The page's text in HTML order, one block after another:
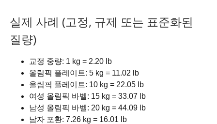
50 110.23
60
75 165.35
90 198.42
100 220.46
150 330.69
실제 사례 (고정, 규제 또는 표준화된
질량)
교정 중량: 1 kg = 2.20 lb
올림픽 플레이트: 5 kg = 11.02 lb
올림픽 플레이트: 10 kg = 22.05 lb
여성 올림픽 바벨: 15 kg = 33.07 lb
남성 올림픽 바벨: 20 kg = 44.09 lb
남자 포환: 7.26 kg = 16.01 lb